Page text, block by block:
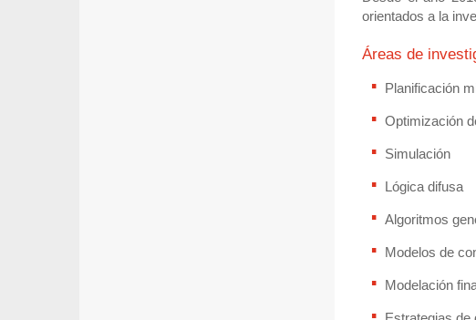
orientados a la
Áreas de
Planificación
Optimización
Simulación
Lógica difusa
Algoritmos
Modelos de
Modelación